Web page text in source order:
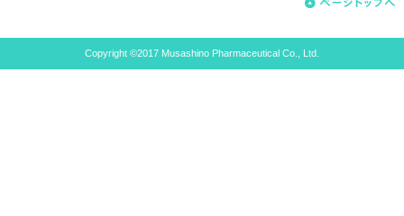
Copyright ©2017 Musashino Pharmaceutical Co., Ltd.